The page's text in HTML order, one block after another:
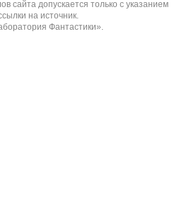
сайта допускается только с указанием
на источник.
Фантастики».